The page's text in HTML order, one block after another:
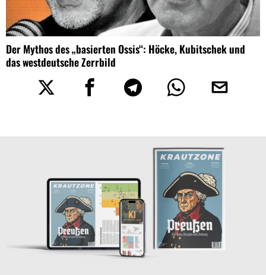
Der Mythos des „basierten Ossis“: Höcke, Kubitschek und
das westdeutsche Zerrbild